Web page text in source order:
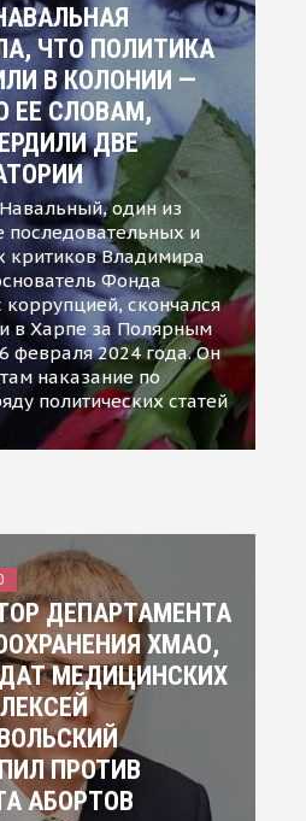
ЧТО ПОЛИТИКА
В КОЛОНИИ —
ЕЕ СЛОВАМ,
ДВЕ
один из
последовательных и
критиков Владимира
Фонда
скончался
в Харпе за Полярным
февраля 2024 года. Он
наказание по
политических статей
ДЕПАРТАМЕНТА
ХМАО,
МЕДИЦИНСКИХ
ПРОТИВ
АБОРТОВ